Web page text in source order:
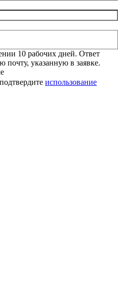
10 рабочих дней. Ответ
почту, указанную в заявке.
использование